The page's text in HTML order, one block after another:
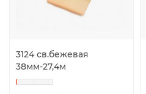
3124 св.бежевая
38мм-27,4м